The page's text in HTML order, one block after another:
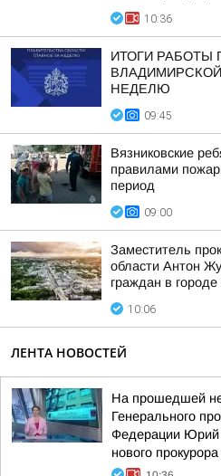
10:36
ИТОГИ РАБОТЫ
НЕДЕЛЮ
09:45
Вязниковские
правилами
период
09:00
Заместитель
области Антон
граждан в
10:06
ЛЕНТА НОВОСТЕЙ
На прошедшей
Генерального
Федерации Юрий
нового